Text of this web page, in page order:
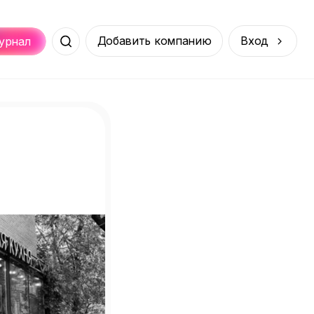
Услуги Покупки Онлайн
Места Добавить компанию Вход